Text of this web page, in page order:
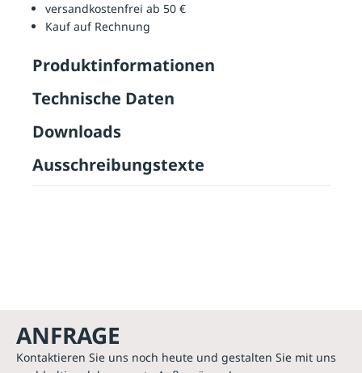
versandkostenfrei ab 50 €
Kauf auf Rechnung
Produktinformationen
Technische Daten
Downloads
Ausschreibungstexte
ANFRAGE
Kontaktieren Sie uns noch heute und gestalten Sie mit uns